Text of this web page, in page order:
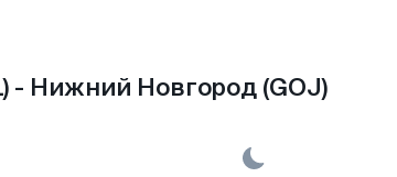
- Нижний Новгород (GOJ)